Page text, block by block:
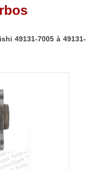
49131-7005 à 49131-